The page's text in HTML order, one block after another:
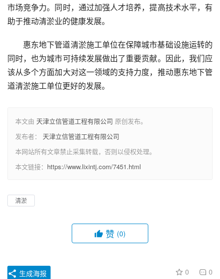
市场竞争力。同时，通过加强人才培养，提高技术水平，有
助于推动清淤业的健康发展。
惠东地下管道清淤施工单位在保障城市基础设施运转的
同时，也为城市可持续发展做出了重要贡献。因此，我们应
该从多个方面加大对这一领域的支持力度，推动惠东地下管
道清淤施工单位更好的发展。
本文由 天津立信管道工程有限公司 原创发布。
发布者： 天津立信管道工程有限公司
本网站所有文章禁止采集转载，否则以侵权处理。
本文链接： https://www.lixintj.com/7451.html
清淤
赞 (0)
0 0
生成海报